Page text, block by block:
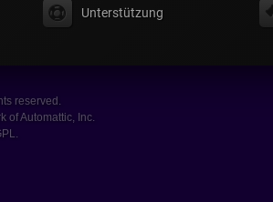
Unterstützung
reserved.
of Automattic, Inc.